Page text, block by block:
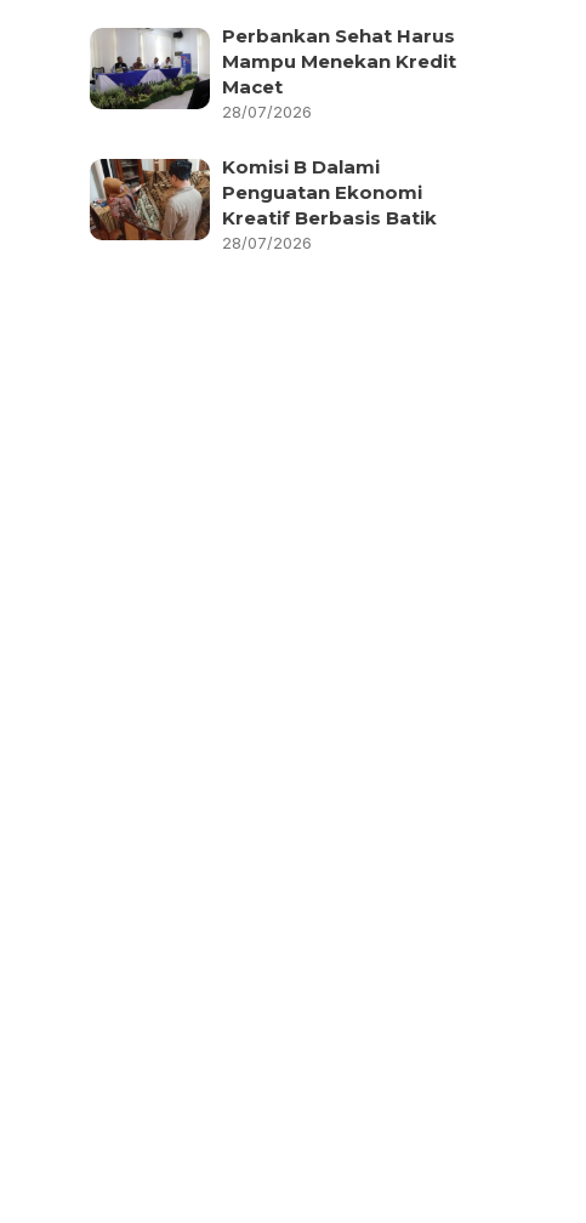
Perbankan Sehat Harus
Mampu Menekan Kredit
Macet
28/07/2026
Komisi B Dalami
Penguatan Ekonomi
Kreatif Berbasis Batik
28/07/2026